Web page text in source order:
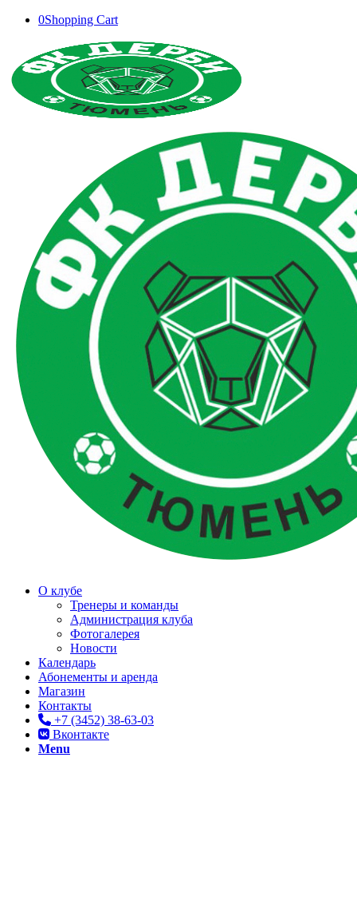
0Shopping Cart
О клубе
Тренеры и команды
Администрация клуба
Фотогалерея
Новости
Календарь
Абонементы и аренда
Магазин
Контакты
+7 (3452) 38-63-03
Вконтакте
Menu